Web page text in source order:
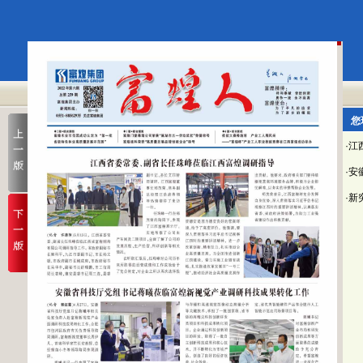
您
·江
·安
·新